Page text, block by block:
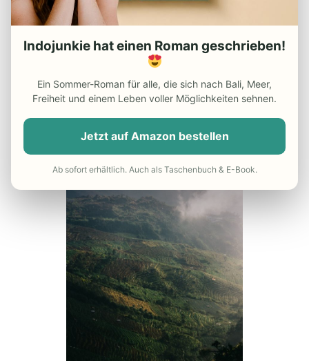
blubbernden Geysiren über geheimnisvolle
Vulkanseen.
Indojunkie hat einen Roman geschrieben!
Ein Sommer-Roman für alle, die sich nach Bali, Meer,
Freiheit und einem Leben voller Möglichkeiten sehnen.
Jetzt auf Amazon bestellen
Ab sofort erhältlich. Auch als Taschenbuch & E-Book.